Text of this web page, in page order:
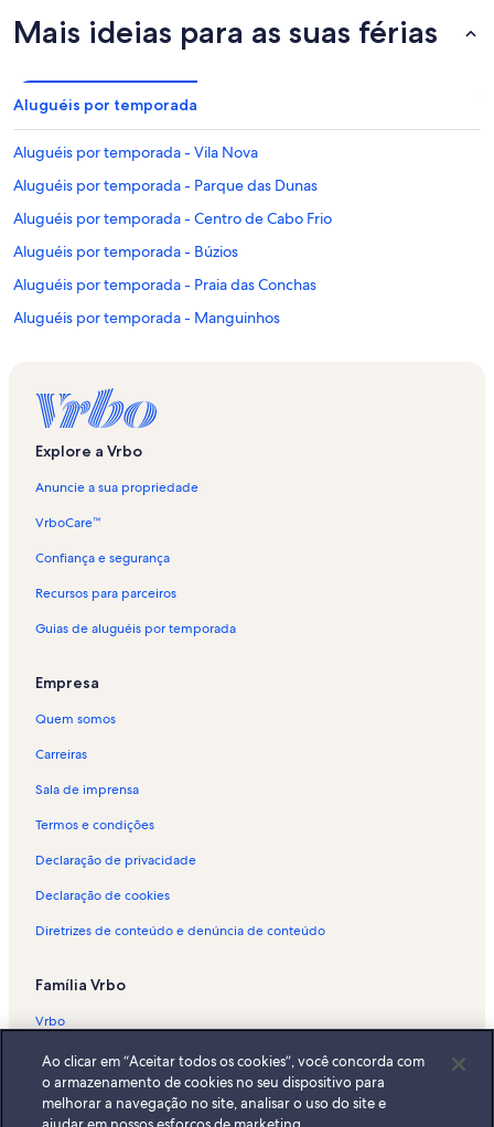
Mais ideias para as suas férias
Aluguéis por temporada
Aluguéis por temporada - Vila Nova
Aluguéis por temporada - Parque das Dunas
Aluguéis por temporada - Centro de Cabo Frio
Aluguéis por temporada - Búzios
Aluguéis por temporada - Praia das Conchas
Aluguéis por temporada - Manguinhos
Aluguéis por temporada - Museu do Surf
Aluguéis por temporada - Praça das Águas
Aluguéis por temporada - Peró
Aluguéis por temporada - Algodoal
Aluguéis por temporada - Portinho
Aluguéis por temporada - Capela de Nossa Senhora da Guia
Cabo Frio
Aluguéis por temporada - Vila Blanche
Aluguéis por temporada - Braga
Aluguéis por temporada - Prainha
Aluguéis por temporada - Parque Central
Aluguéis por temporada - Cabo Frio
Aluguéis por temporada - Passagem
Aluguéis por temporada - Praia de Geribá
Aluguéis por temporada - Ogiva
Explore a Vrbo
Anuncie a sua propriedade
VrboCare™
Confiança e segurança
Recursos para parceiros
Guias de aluguéis por temporada
Empresa
Quem somos
Carreiras
Sala de imprensa
Termos e condições
Declaração de privacidade
Declaração de cookies
Diretrizes de conteúdo e denúncia de conteúdo
Família Vrbo
Vrbo
Abritel.fr
FeWo-direkt.de
Ao clicar em “Aceitar todos os cookies”, você concorda com
o armazenamento de cookies no seu dispositivo para
melhorar a navegação no site, analisar o uso do site e